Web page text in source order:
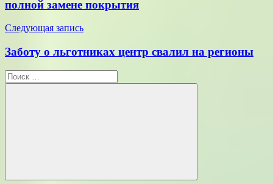
полной замене покрытия
Следующая запись
Заботу о льготниках центр свалил на регионы
Поиск
для: